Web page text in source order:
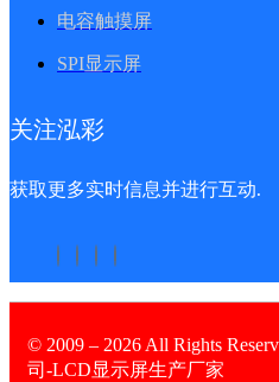
电容触摸屏
SPI显示屏
关注泓彩
获取更多实时信息并进行互动.
© 2009 – 2026 All Rights
司-LCD显示屏生产厂家